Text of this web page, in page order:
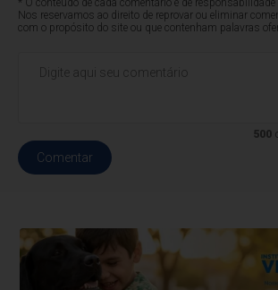
Nos reservamos ao direito de reprovar ou eliminar
com o propósito do site ou que contenham palavras
500
Comentar